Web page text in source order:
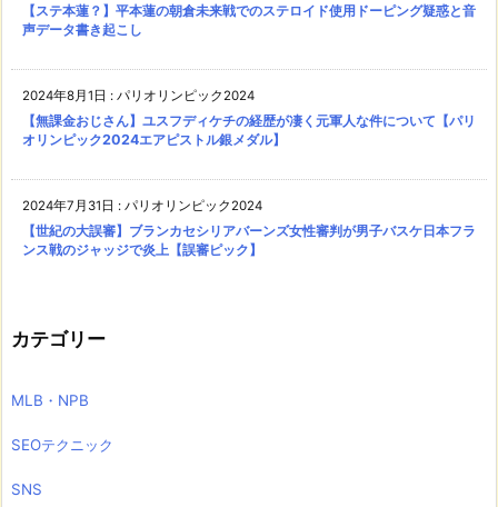
【ステ本蓮？】平本蓮の朝倉未来戦でのステロイド使用ドーピング疑惑と音
声データ書き起こし
2024年8月1日 : パリオリンピック2024
【無課金おじさん】ユスフディケチの経歴が凄く元軍人な件について【パリ
オリンピック2024エアピストル銀メダル】
2024年7月31日 : パリオリンピック2024
【世紀の大誤審】ブランカセシリアバーンズ女性審判が男子バスケ日本フラ
ンス戦のジャッジで炎上【誤審ピック】
カテゴリー
MLB・NPB
SEOテクニック
SNS